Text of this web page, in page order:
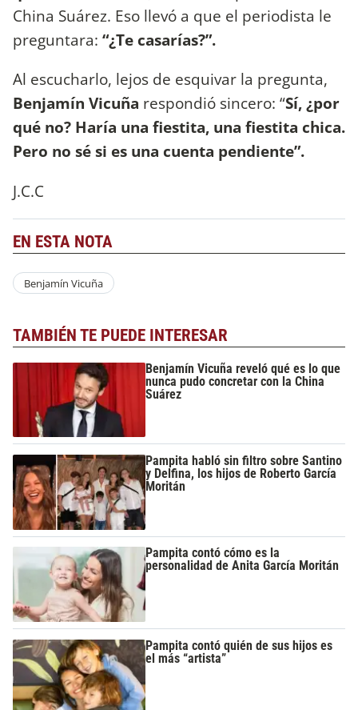
China Suárez. Eso llevó a que el periodista le
preguntara: “¿Te casarías?”.
Al escucharlo, lejos de esquivar la pregunta,
Benjamín Vicuña respondió sincero: “Sí, ¿por
qué no? Haría una fiestita, una fiestita chica.
Pero no sé si es una cuenta pendiente”.
J.C.C
EN ESTA NOTA
Benjamín Vicuña
TAMBIÉN TE PUEDE INTERESAR
Benjamín Vicuña reveló qué es lo que
nunca pudo concretar con la China
Suárez
Pampita habló sin filtro sobre Santino
y Delfina, los hijos de Roberto García
Moritán
Pampita contó cómo es la
personalidad de Anita García Moritán
Pampita contó quién de sus hijos es
el más “artista”